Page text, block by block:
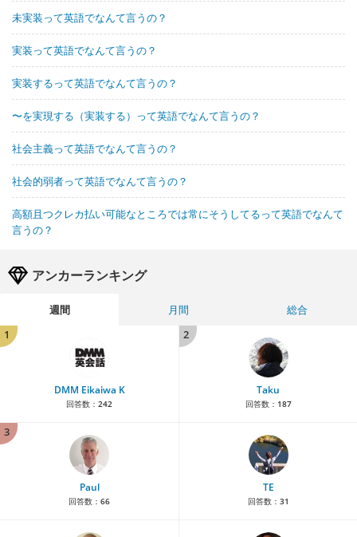
未実装って英語でなんて言うの？
実装って英語でなんて言うの？
実装するって英語でなんて言うの？
〜を実現する（実装する）って英語でなんて言うの？
社会主義って英語でなんて言うの？
社会的弱者って英語でなんて言うの？
高額且つクレカ払い可能なところでは常にそうしてるって英語でなんて
言うの？
アンカーランキング
週間 月間
総合
1
DMM Eikaiwa K
回答数： 242
2
Taku
回答数： 187
3
Paul
回答数： 66
TE
回答数： 31